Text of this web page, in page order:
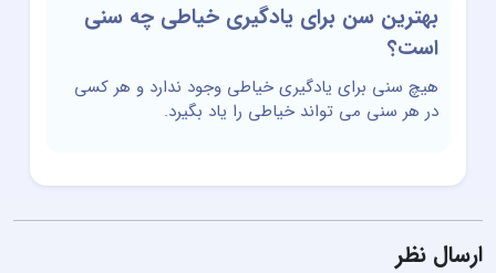
بهترین سن برای یادگیری خیاطی چه سنی
است؟
هیچ سنی برای یادگیری خیاطی وجود ندارد و هر کسی
در هر سنی می تواند خیاطی را یاد بگیرد.
ارسال نظر